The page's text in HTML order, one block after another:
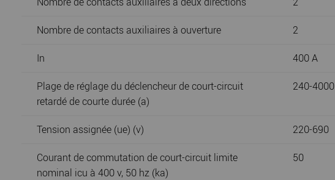
Nombre de contacts auxiliaires à ouverture 2
In 400 A
Plage de réglage du déclencheur de court-circuit
retardé de courte durée (a)
240-4000
Tension assignée (ue) (v) 220-690
Courant de commutation de court-circuit limite
nominal icu à 400 v, 50 hz (ka)
50